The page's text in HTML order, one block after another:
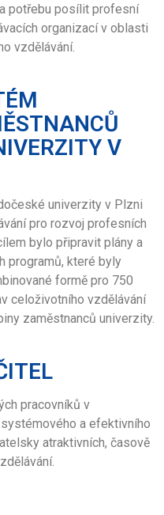
potřebu posílit profesní
organizací v oblasti
vzdělávání.
V
univerzity v Plzni
pro rozvoj profesních
bylo připravit plány a
programů, které byly
formě pro 750
celoživotního vzdělávání
zaměstnanců univerzity.
pracovníků v
a efektivního
atraktivních, časově